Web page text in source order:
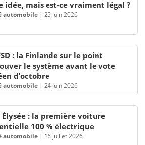
idée, mais est-ce vraiment légal ?
automobile | 25 juin 2026
: la Finlande sur le point
le système avant le vote
d’octobre
automobile | 24 juin 2026
Élysée : la première voiture
100 % électrique
automobile | 16 juillet 2026